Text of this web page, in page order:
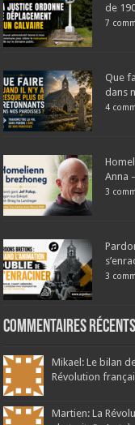
de
7
Que
dans
4
Anna
3
3
Commentaires récents
Mikael: Le bilan
Révolution
Martien: La